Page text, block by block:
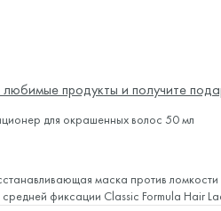
продукты и получите
для окрашенных волос 50 мл
маска против
фиксации Classic Formula Hair